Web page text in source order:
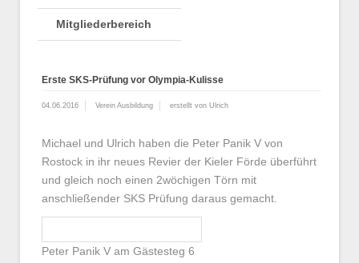
Mitgliederbereich
Erste SKS-Prüfung vor Olympia-Kulisse
04.06.2016 Verein Ausbildung erstellt von Ulrich
Michael und Ulrich haben die Peter Panik V von
Rostock in ihr neues Revier der Kieler Förde überführt
und gleich noch einen 2wöchigen Törn mit
anschließender SKS Prüfung daraus gemacht.
Peter Panik V am Gästesteg 6